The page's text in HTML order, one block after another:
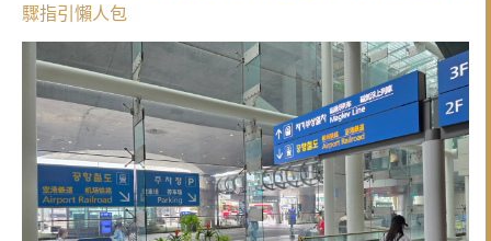
驟指引懶人包